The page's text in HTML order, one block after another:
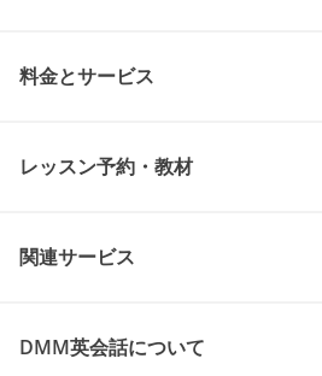
料金とサービス
レッスン予約・教材
関連サービス
DMM英会話について